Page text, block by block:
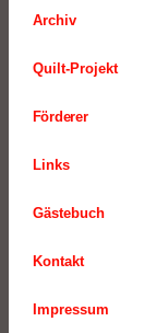
Archiv
Quilt-Projekt
Förderer
Links
Gästebuch
Kontakt
Impressum